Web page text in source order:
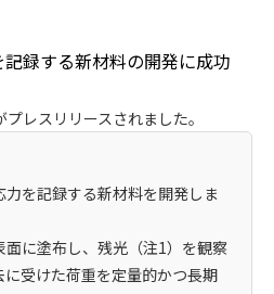
記録する新材料の開発に成功
レスリリースされました。
を記録する新材料を開発しま
面に塗布し、残光 （注1） を観察
受けた荷重を定量的かつ長期